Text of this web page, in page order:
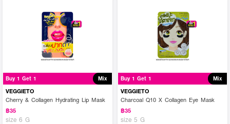
Buy 1 Get 1 Mix
VEGGIETO
Cherry & Collagen Hydrating Lip Mask
฿35
size 6 G
Buy 1 Get 1 Mix
VEGGIETO
Charcoal Q10 X Collagen Eye Mask
฿35
size 5 G